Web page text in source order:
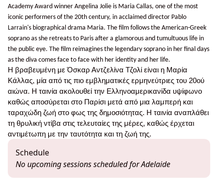
Academy Award winner Angelina Jolie is Maria Callas, one of the most
iconic performers of the 20th century, in acclaimed director Pablo
Larrain's biographical drama Maria. The film follows the American-Greek
soprano as she retreats to Paris after a glamorous and tumultuous life in
the public eye. The film reimagines the legendary soprano in her final days
as the diva comes face to face with her identity and her life.
Η βραβευμένη με Όσκαρ Αντζελίνα Τζολί είναι η Μαρία
Κάλλας, μία από τις πιο εμβληματικές ερμηνεύτριες του 20ού
αιώνα. Η ταινία ακολουθεί την Ελληνοαμερικανίδα υψίφωνο
καθώς αποσύρεται στο Παρίσι μετά από μια λαμπερή και
ταραχώδη ζωή στο φως της δημοσιότητας. Η ταινία αναπλάθει
τη θρυλική ντίβα στις τελευταίες της μέρες, καθώς έρχεται
αντιμέτωπη με την ταυτότητα και τη ζωή της.
Schedule
No upcoming sessions scheduled for Adelaide